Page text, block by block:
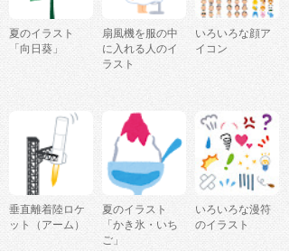
夏のイラスト
「向日葵」
扇風機を服の中
に入れる人のイ
ラスト
いろいろな顔ア
イコン
垂直離着陸ロケ
ット（アーム）
夏のイラスト
「かき氷・いち
ご」
いろいろな漫符
のイラスト